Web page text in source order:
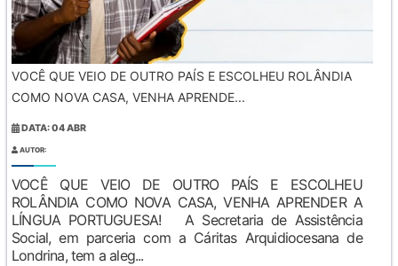
VOCÊ QUE VEIO DE OUTRO PAÍS E ESCOLHEU ROLÂNDIA
COMO NOVA CASA, VENHA APRENDE...
DATA: 04 ABR
AUTOR:
VOCÊ QUE VEIO DE OUTRO PAÍS E ESCOLHEU
ROLÂNDIA COMO NOVA CASA, VENHA APRENDER A
LÍNGUA PORTUGUESA! A Secretaria de Assistência
Social, em parceria com a Cáritas Arquidiocesana de
Londrina, tem a aleg...